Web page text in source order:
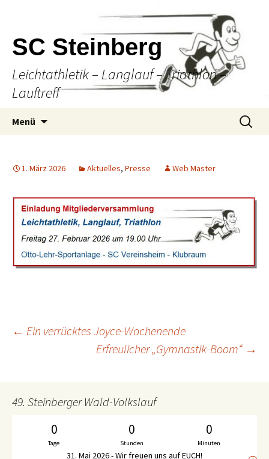
SC Steinberg
Leichtathletik – Langlauf – Triathlon –
Lauftreff
Menü
Suche
nach:
1. März 2026 Aktuelles, Presse Web Master
Beitrags-
← Ein verrücktes Joyce-Wochenende
Erfreulicher „Gymnastik-Boom“ →
49. Steinberger Wald-Volkslauf
0
Tage
0
Stunden
0
Minuten
31. Mai 2026 - Wir freuen uns auf EUCH!